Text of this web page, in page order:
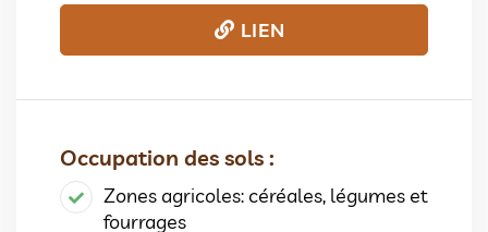
LIEN
Occupation des sols :
Zones agricoles: céréales, légumes et
fourrages